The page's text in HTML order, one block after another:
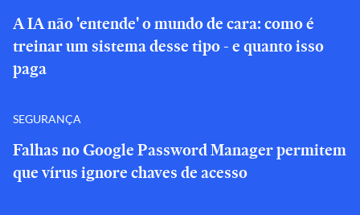
A IA não 'entende' o mundo de cara: como é
treinar um sistema desse tipo - e quanto isso
paga
SEGURANÇA
Falhas no Google Password Manager permitem
que vírus ignore chaves de acesso